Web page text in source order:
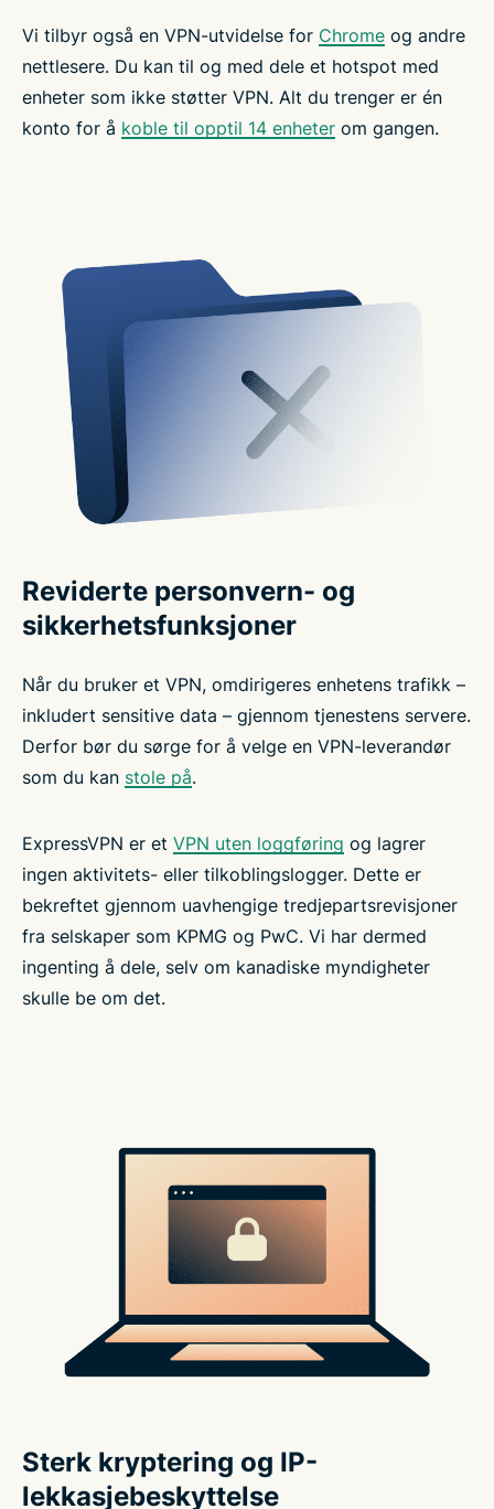
Vi tilbyr også en VPN-utvidelse for Chrome og andre
nettlesere. Du kan til og med dele et hotspot med
enheter som ikke støtter VPN. Alt du trenger er én
konto for å koble til opptil 14 enheter om gangen.
Reviderte personvern- og
sikkerhetsfunksjoner
Når du bruker et VPN, omdirigeres enhetens trafikk –
inkludert sensitive data – gjennom tjenestens servere.
Derfor bør du sørge for å velge en VPN-leverandør
som du kan stole på.
ExpressVPN er et VPN uten loggføring og lagrer
ingen aktivitets- eller tilkoblingslogger. Dette er
bekreftet gjennom uavhengige tredjepartsrevisjoner
fra selskaper som KPMG og PwC. Vi har dermed
ingenting å dele, selv om kanadiske myndigheter
skulle be om det.
Sterk kryptering og IP-
lekkasjebeskyttelse